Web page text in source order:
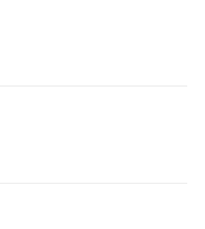
по телефонам, так